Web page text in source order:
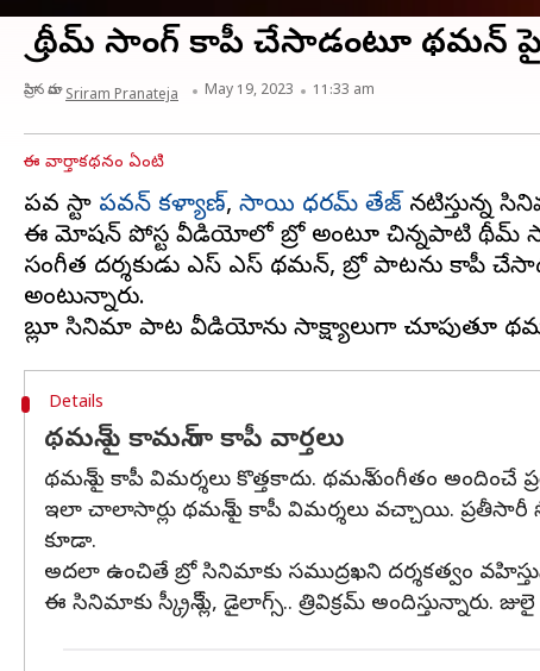
బ్రో థీమ్ సాంగ్ కాపీ చేసాడంటూ థమన్
వ్రాసిన వారు Sriram Pranateja May 19, 2023 11:33 am
ఈ వార్తాకథనం ఏంటి
పవర్ స్టార్ పవన్ కళ్యాణ్, సాయి ధరమ్ తేజ్ నటిస్తున్న
ఈ మోషన్ పోస్టర్ వీడియోలో బ్రో అంటూ చిన్నపాటి థీమ్
సంగీత దర్శకుడు ఎస్ ఎస్ థమన్, బ్రో పాటను కాపీ
అంటున్నారు.
Details
థమన్ పై కామన్ గా కాపీ వార్తలు
థమన్ పై కాపీ విమర్శలు కొత్తకాదు. థమన్ సంగీతం
ఇలా చాలాసార్లు థమన్ పై కాపీ విమర్శలు వచ్చాయి.
కూడా.
అదలా ఉంచితే బ్రో సినిమాకు సముద్రఖని దర్శకత్వం
ఈ సినిమాకు స్క్రీన్ ప్లే, డైలాగ్స్.. త్రివిక్రమ్ అందిస్తున్నారు.